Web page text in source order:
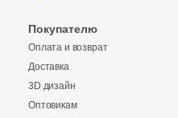
Покупателю
Оплата и возврат
Доставка
3D дизайн
Оптовикам